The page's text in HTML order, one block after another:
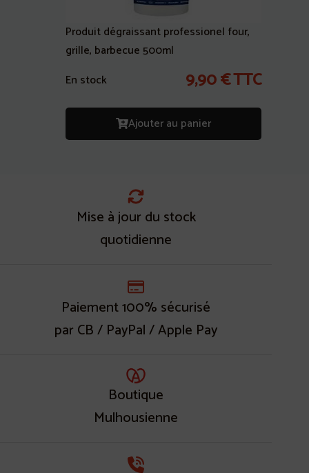
Produit dégraissant professionel four,
grille, barbecue 500ml
En stock
9,90€TTC
Ajouter au panier
Mise à jour du stock
quotidienne
Paiement 100% sécurisé
par CB / PayPal / Apple Pay
Boutique
Mulhousienne